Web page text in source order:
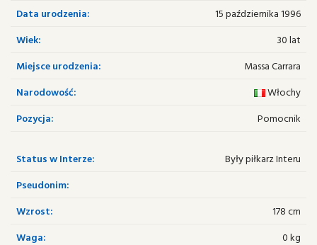
Data urodzenia:
15 października 1996
Wiek:
30 lat
Miejsce urodzenia:
Massa Carrara
Narodowość:
Włochy
Pozycja:
Pomocnik
Status w Interze:
Były piłkarz Interu
Pseudonim:
Wzrost:
178 cm
Waga:
0 kg